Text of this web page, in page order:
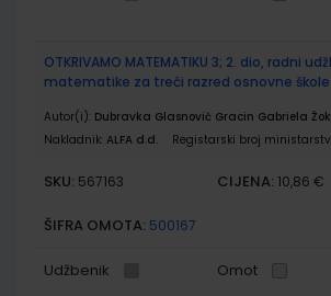
OTKRIVAMO MATEMATIKU 3; 2. dio, radni
matematike za treći razred osnovne škole
Autor(i): Dubravka Glasnović Gracin Gabriela
Nakladnik: ALFA d.d. Registarski broj
SKU: 567163 CIJENA: 10,86 €
ŠIFRA OMOTA: 500167
Udžbenik Omot